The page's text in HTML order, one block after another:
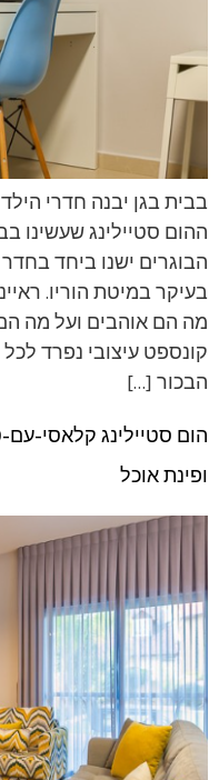
בבית בגן יבנה חדרי
ההום סטיילינג שעשינו
הבוגרים ישנו ביחד
בעיקר במיטת הוריו.
מה הם אוהבים ועל מה
קונספט עיצובי נפרד
הבכור […]
הום סטיילינג קלאסי-עם-
ופינת אוכל